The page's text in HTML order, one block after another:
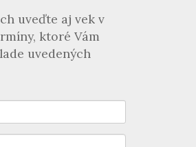
uveďte aj vek v
ktoré Vám
uvedených